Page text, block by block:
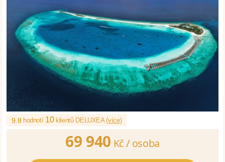
9.8 hodnotí 10klientů DELUXEA (více)
69 940 Kč / osoba